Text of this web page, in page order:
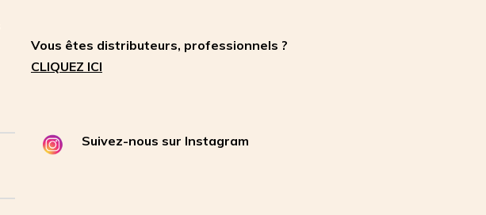
Vous êtes distributeurs, professionnels ?
CLIQUEZ ICI
Suivez-nous sur Instagram